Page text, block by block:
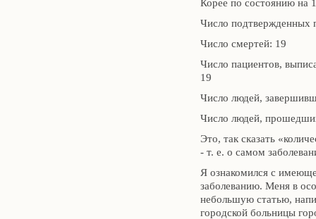
Корее по состоянию на
Число подтвержденных
Число смертей: 19
Число пациентов,
19
Число людей,
Число людей,
Это, так сказать
- т. е. о самом
Я ознакомился с
заболеванию. Меня в
небольшую статью,
городской больницы